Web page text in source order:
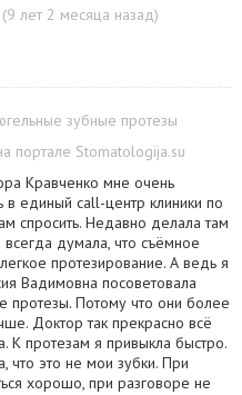
лет 2 месяца назад)
зубные протезы
портале Stomatologija.su
Кравченко мне очень
в единый саll-центр клиники по
спросить. Недавно делала там
думала, что съёмное
протезирование. А ведь я
Вадимовна посоветовала
протезы. Потому что они более
Доктор так прекрасно всё
К протезам я привыкла быстро.
это не мои зубки. При
хорошо, при разговоре не